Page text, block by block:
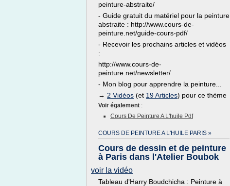
peinture-abstraite/
- Guide gratuit du matériel pour la peinture
abstraite : http://www.cours-de-
peinture.net/guide-cours-pdf/
- Recevoir les prochains articles et vidéos
:
http://www.cours-de-
peinture.net/newsletter/
- Mon blog pour apprendre la peinture...
→ 2 Vidéos (et 19 Articles) pour ce thème
Voir également :
Cours De Peinture A L'huile Pdf
COURS DE PEINTURE A L'HUILE PARIS »
Cours de dessin et de peinture
à Paris dans l'Atelier Boubok
voir la vidéo
Tableau d'Harry Boudchicha : Peinture à